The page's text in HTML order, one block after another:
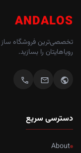
ANDALOS
تخصصی‌ترین فروشگاه ساز
رویاهایتان را بسازید.
public
mail
call
دسترسی سریع
About